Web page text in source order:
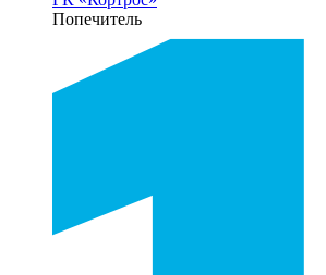
Попечитель